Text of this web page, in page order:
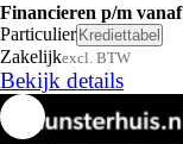
Financieren p/m vanaf
Particulier Krediettabel
Zakelijkexcl. BTW
Bekijk details